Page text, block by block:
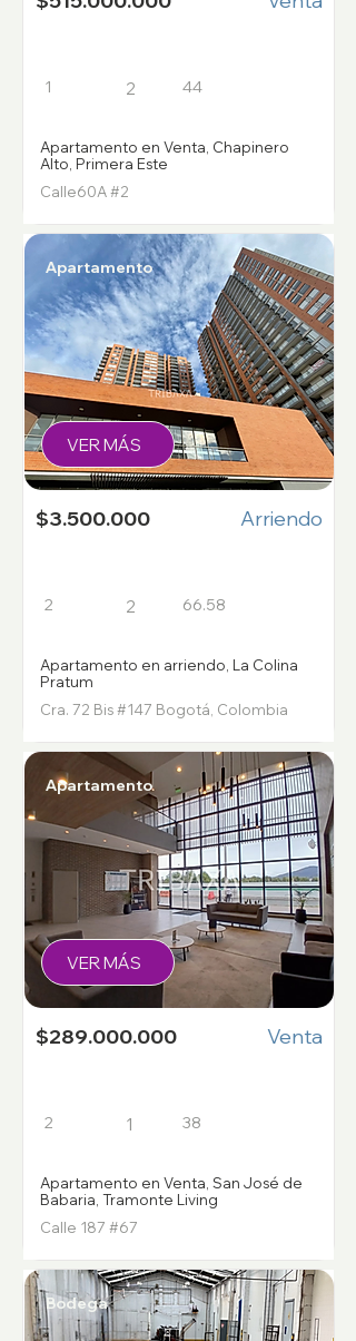
1 2 44
Apartamento en Venta, Chapinero
Alto, Primera Este
Calle60A #2
Apartamento
VER MÁS
$3.500.000 Arriendo
2 2 66.58
Apartamento en arriendo, La Colina
Pratum
Cra. 72 Bis #147 Bogotá, Colombia
Apartamento
VER MÁS
$289.000.000 Venta
2 1 38
Apartamento en Venta, San José de
Babaria, Tramonte Living
Calle 187 #67
Bodega